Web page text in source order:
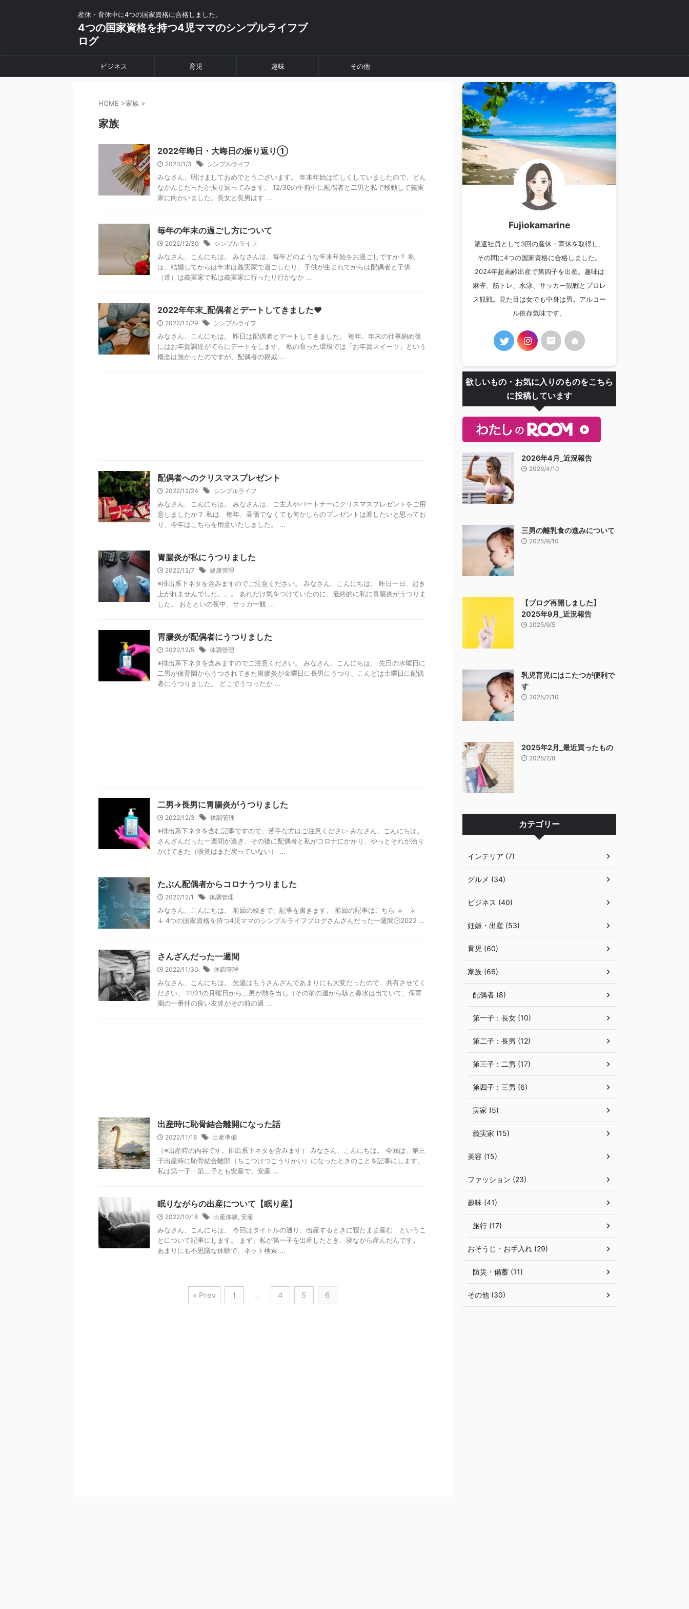
産休・育休中に4つの国家資格に合格しました。
4つの国家資格を持つ4児ママのシンプルライフブ
ログ
ビジネス 育児 趣味 その他
HOME >家族 >
家族
2022年晦日・大晦日の振り返り①
2023/1/3 シンプルライフ
みなさん、明けましておめでとうございます。 年末年始は忙しくしていましたので、どん
なかんじだったか振り返ってみます。 12/30の午前中に配偶者と二男と私で移動して義実
家に向かいました。長女と長男はす ...
毎年の年末の過ごし方について
2022/12/30 シンプルライフ
みなさん、こんにちは。 みなさんは、毎年どのような年末年始をお過ごしですか？ 私
は、結婚してからは年末は義実家で過ごしたり、子供が生まれてからは配偶者と子供
（達）は義実家で私は義実家に行ったり行かなか ...
2022年年末_配偶者とデートしてきました❤
2022/12/29 シンプルライフ
みなさん、こんにちは。 昨日は配偶者とデートしてきました。 毎年、年末の仕事納め後
にはお年賀調達がてらにデートをします。 私の育った環境では「お年賀スイーツ」という
概念は無かったのですが、配偶者の親戚 ...
配偶者へのクリスマスプレゼント
2022/12/24 シンプルライフ
みなさん、こんにちは。 みなさんは、ご主人やパートナーにクリスマスプレゼントをご用
意しましたか？ 私は、毎年、高価でなくても何かしらのプレゼントは渡したいと思ってお
り、今年はこちらを用意いたしました。 ...
胃腸炎が私にうつりました
2022/12/7 健康管理
※排出系下ネタを含みますのでご注意ください。 みなさん、こんにちは。 昨日一日、起き
上がれませんでした。。。 あれだけ気をつけていたのに、最終的に私に胃腸炎がうつりま
した。 おとといの夜中、サッカー観 ...
胃腸炎が配偶者にうつりました
2022/12/5 体調管理
※排出系下ネタを含みますのでご注意ください。 みなさん、こんにちは。 先日の水曜日に
二男が保育園からうつされてきた胃腸炎が金曜日に長男にうつり、こんどは土曜日に配偶
者にうつりました。 どこでうつったか ...
二男→長男に胃腸炎がうつりました
2022/12/3 体調管理
※排出系下ネタを含む記事ですので、苦手な方はご注意ください みなさん、こんにちは。
さんざんだった一週間が過ぎ、その後に配偶者と私がコロナにかかり、やっとそれが治り
かけてきた（嗅覚はまだ戻っていない） ...
たぶん配偶者からコロナうつりました
2022/12/1 体調管理
みなさん、こんにちは。 前回の続きで、記事を書きます。 前回の記事はこちら ↓ ↓
↓ 4つの国家資格を持つ4児ママのシンプルライフブログさんざんだった一週間🕒️2022 ...
さんざんだった一週間
2022/11/30 体調管理
みなさん、こんにちは。 先週はもうさんざんであまりにも大変だったので、共有させてく
ださい。 11/21の月曜日から二男が熱を出し（その前の週から咳と鼻水は出ていて、保育
園の一番仲の良い友達がその前の週 ...
出産時に恥骨結合離開になった話
2022/11/18 出産準備
（※出産時の内容です。排出系下ネタを含みます） みなさん、こんにちは。 今回は、第三
子出産時に恥骨結合離開（ちこつけつごうりかい）になったときのことを記事にします。
私は第一子・第二子とも安産で、安産 ...
眠りながらの出産について【眠り産】
2022/10/18 出産体験, 安産
みなさん、こんにちは。 今回はタイトルの通り、出産するときに寝たまま産む というこ
とについて記事にします。 まず、私が第一子を出産したとき、寝ながら産んだんです。
あまりにも不思議な体験で、ネット検索 ...
« Prev 1 … 4 5 6
Fujiokamarine
派遣社員として3回の産休・育休を取得し、
その間に4つの国家資格に合格しました。
2024年超高齢出産で第四子を出産。趣味は
麻雀、筋トレ、水泳、サッカー観戦とプロレ
ス観戦。見た目は女でも中身は男。アルコー
ル依存気味です。
欲しいもの・お気に入りのものをこちら
に投稿しています
2026年4月_近況報告
2026/4/10
三男の離乳食の進みについて
2025/9/10
【ブログ再開しました】
2025年9月_近況報告
2025/9/5
乳児育児にはこたつが便利で
す
2025/2/10
2025年2月_最近買ったもの
2025/2/8
カテゴリー
インテリア (7)
グルメ (34)
ビジネス (40)
妊娠・出産 (53)
育児 (60)
家族 (66)
配偶者 (8)
第一子：長女 (10)
第二子：長男 (12)
第三子：二男 (17)
第四子：三男 (6)
実家 (5)
義実家 (15)
美容 (15)
ファッション (23)
趣味 (41)
旅行 (17)
おそうじ・お手入れ (29)
防災・備蓄 (11)
その他 (30)